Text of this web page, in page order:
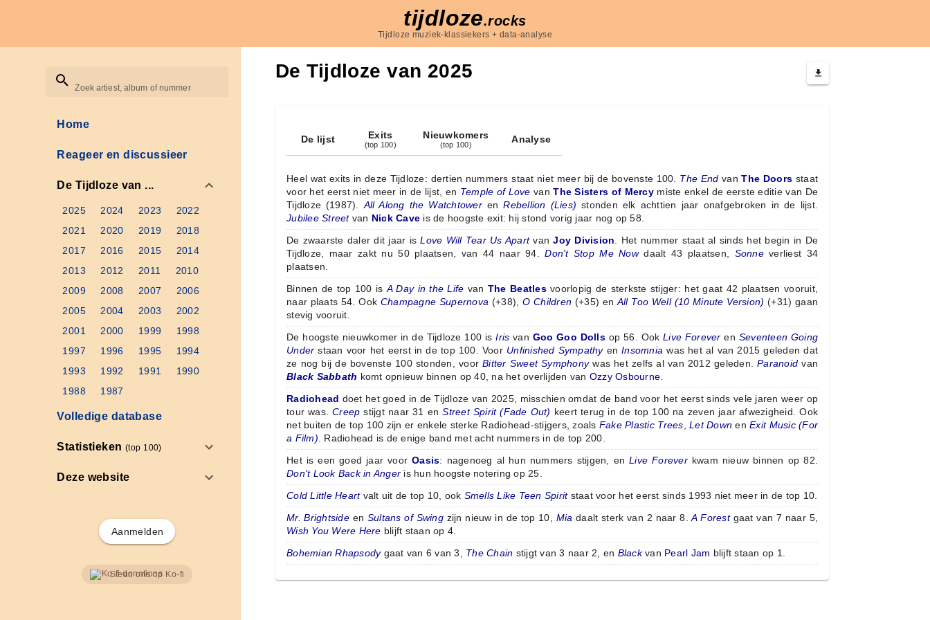
tijdloze.rocks
Tijdloze muziek-klassiekers + data-analyse
Zoek artiest, album of nummer
Home
Reageer en discussieer
De Tijdloze van ...
2025 2024 2023
2022
2021
2020 2019
2018
2017
2016 2015
2014
2013
2012 2011
2010
2009
2008 2007
2006
2005
2004 2003
2002
2001
2000 1999
1998
1997
1996 1995
1994
1993
1992 1991
1990
1988
1987
Volledige database
Statistieken(top 100)
Deze website
Aanmelden
Steun ons op Ko-fi
De Tijdloze van 2025
De lijst Exits
(top 100)
Nieuwkomers
(top 100) Analyse
Heel wat exits in deze Tijdloze: dertien nummers staat niet meer bij de bovenste 100. The End vanThe Doors staat
voor het eerst niet meer in de lijst, en Temple of Love vanThe Sisters of Mercymiste enkel de eerste editie van De
Tijdloze (1987). All Along the WatchtowerenRebellion (Lies) stonden elk achttien jaar onafgebroken in de lijst.
Jubilee Streetvan Nick Cave is de hoogste exit: hij stond vorig jaar nog op 58.
De zwaarste daler dit jaar isLove Will Tear Us ApartvanJoy Division . Het nummer staat al sinds het begin in De
Tijdloze, maar zakt nu 50 plaatsen, van 44 naar 94.Don't Stop Me Nowdaalt 43 plaatsen, Sonneverliest 34
plaatsen.
Binnen de top 100 is A Day in the Life van The Beatlesvoorlopig de sterkste stijger: het gaat 42 plaatsen vooruit,
naar plaats 54. Ook Champagne Supernova (+38),O Children (+35) en All Too Well (10 Minute Version) (+31) gaan
stevig vooruit.
De hoogste nieuwkomer in de Tijdloze 100 isIris van Goo Goo Dollsop 56. OokLive Forever en Seventeen Going
Under staan voor het eerst in de top 100. Voor Unfinished SympathyenInsomnia was het al van 2015 geleden dat
ze nog bij de bovenste 100 stonden, voorBitter Sweet Symphonywas het zelfs al van 2012 geleden.Paranoid van
Black Sabbath komt opnieuw binnen op 40, na het overlijden van Ozzy Osbourne
Radiohead doet het goed in de Tijdloze van 2025, misschien omdat de band voor het eerst sinds vele jaren weer op
tour was.Creep stijgt naar 31 enStreet Spirit (Fade Out) keert terug in de top 100 na zeven jaar afwezigheid. Ook
net buiten de top 100 zijn er enkele sterke Radiohead-stijgers, zoals Fake Plastic Trees ,Let Down enExit Music (For
a Film) . Radiohead is de enige band met acht nummers in de top 200.
Het is een goed jaar voorOasis: nagenoeg al hun nummers stijgen, enLive Foreverkwam nieuw binnen op 82.
Don't Look Back in Anger is hun hoogste notering op 25.
Cold Little Heartvalt uit de top 10, ook Smells Like Teen Spiritstaat voor het eerst sinds 1993 niet meer in de top 10.
Mr. Brightsideen Sultans of Swingzijn nieuw in de top 10, Mia daalt sterk van 2 naar 8.A Forestgaat van 7 naar 5,
Wish You Were Here blijft staan op 4.
Bohemian Rhapsodygaat van 6 van 3, The Chain stijgt van 3 naar 2, en Blackvan Pearl Jam blijft staan op 1.